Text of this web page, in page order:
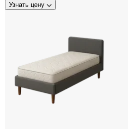
Узнать цену